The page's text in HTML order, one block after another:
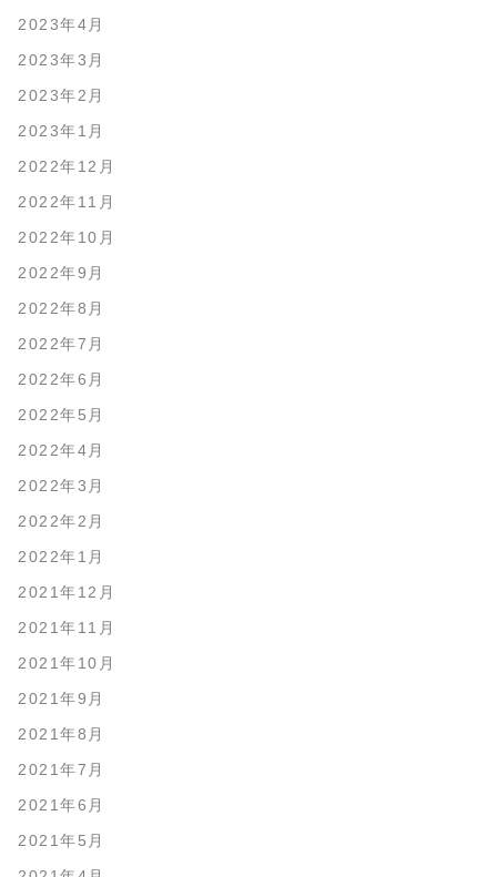
2023年4月
2023年3月
2023年2月
2023年1月
2022年12月
2022年11月
2022年10月
2022年9月
2022年8月
2022年7月
2022年6月
2022年5月
2022年4月
2022年3月
2022年2月
2022年1月
2021年12月
2021年11月
2021年10月
2021年9月
2021年8月
2021年7月
2021年6月
2021年5月